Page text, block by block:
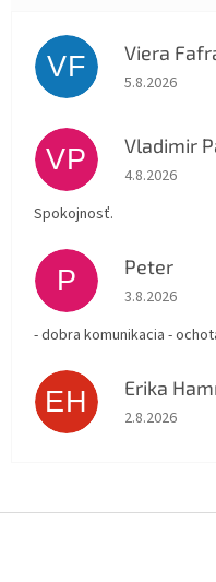
VF Viera
Hodnotenie
5.8.2026
VP Vladimir
Hodnotenie
4.8.2026
Spokojnosť.
P Peter
Hodnotenie
3.8.2026
- dobra komunikacia -
EH Erika
Hodnotenie
2.8.2026